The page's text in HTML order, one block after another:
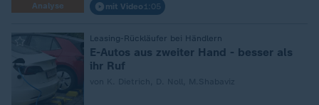
Analyse
mit Video 1:05
Leasing-Rückläufer bei Händlern
E-Autos aus zweiter Hand - besser als
ihr Ruf